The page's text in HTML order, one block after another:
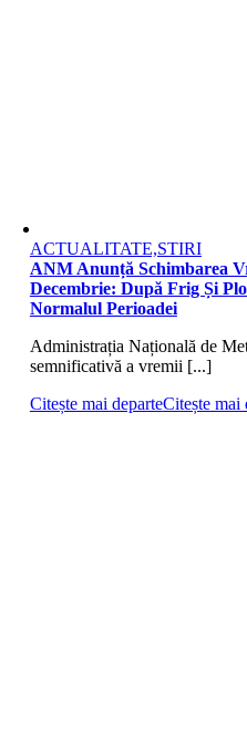
ACTUALITATE,STIRI
ANM Anunță Schimbarea
Decembrie: După Frig Și
Normalul Perioadei
Administrația Națională de
semnificativă a vremii [...]
Citește mai departeCitește mai